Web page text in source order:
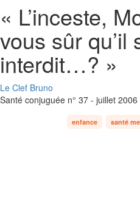
« L’inceste,
vous sûr qu’il
interdit…? »
Le Clef Bruno
Santé conjuguée n° 37 - juillet 2006
enfance santé